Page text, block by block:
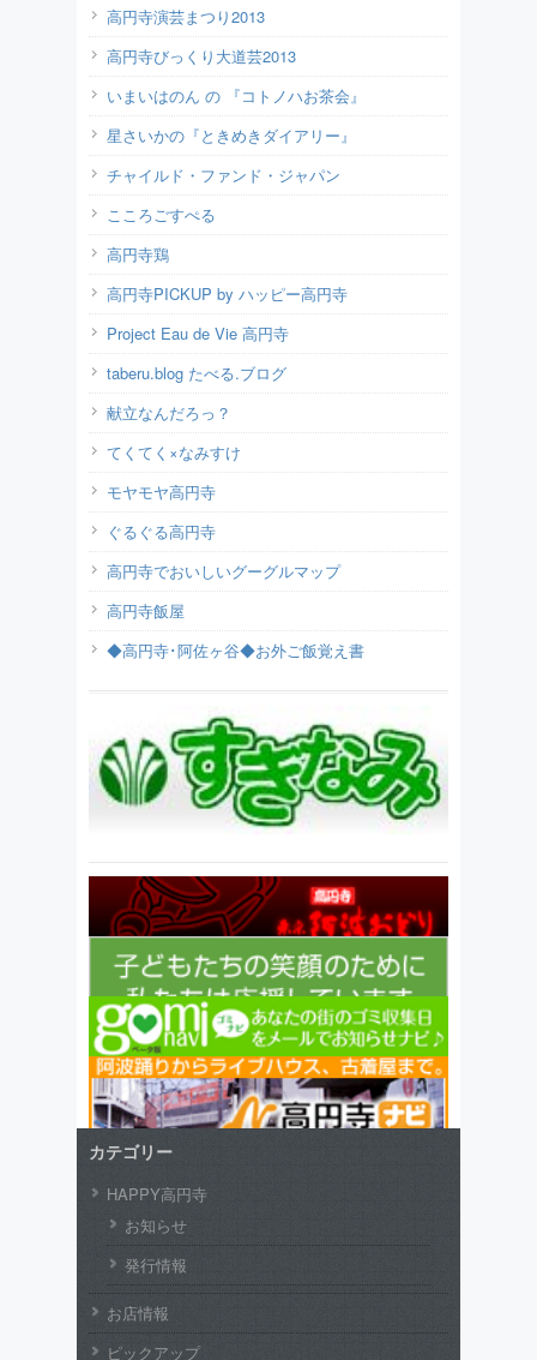
高円寺演芸まつり2013
高円寺びっくり大道芸2013
いまいはのん の 『コトノハお茶会』
星さいかの『ときめきダイアリー』
チャイルド・ファンド・ジャパン
こころごすぺる
高円寺鶏
高円寺PICKUP by ハッピー高円寺
Project Eau de Vie 高円寺
taberu.blog たべる.ブログ
献立なんだろっ？
てくてく×なみすけ
モヤモヤ高円寺
ぐるぐる高円寺
高円寺でおいしいグーグルマップ
高円寺飯屋
◆高円寺･阿佐ヶ谷◆お外ご飯覚え書
カテゴリー
HAPPY高円寺
お知らせ
発行情報
お店情報
ピックアップ